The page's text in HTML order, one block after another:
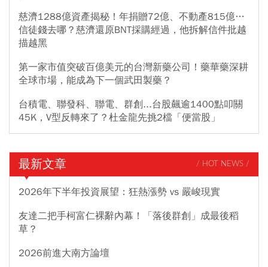
慈濟1288億資產揭秘！年捐贈72億、不動產815億…
信徒錢去哪？慈濟還原BNT採購經過，他拆解信件批越
描越黑
第一家市值突破百億美元的台灣新藥公司！藥華藥深耕
全球市場，能成為下一個武田製藥？
台積電、聯發科、聯電、群創...台股飆逾1400點叩關
45K，V型反轉來了？杜金龍先挑2檔「便當股」
最新文章 / HOT NEWS /
2026年下半年投資展望：狂熱漲勢 vs 嚴峻現實
友達二把手柯富仁裸辭內幕！「落後群創」成最後稻
草？
2026前進大南方論壇